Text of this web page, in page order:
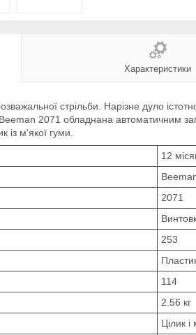
Характеристики
стрільби. Нарізне дуло
Beeman 2071 обладнана автоматичним
із м'якої гуми.
12
2071
253
114
2.56 кг
Цілик